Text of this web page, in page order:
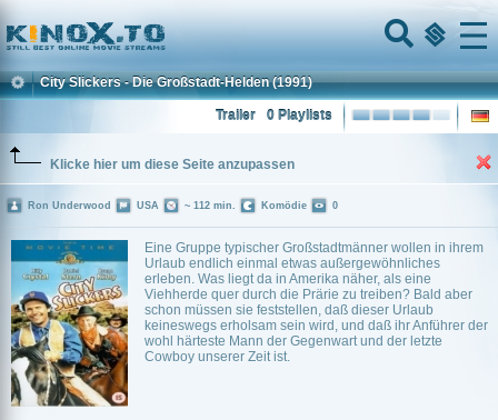
Home
Menu
City Slickers - Die Großstadt-Helden (1991)
0 Playlists
Trailer
Klicke hier um diese Seite anzupassen
Eine Gruppe typischer Großstadtmänner wollen in ihrem
Urlaub endlich einmal etwas außergewöhnliches
erleben. Was liegt da in Amerika näher, als eine
Viehherde quer durch die Prärie zu treiben? Bald aber
schon müssen sie feststellen, daß dieser Urlaub
keineswegs erholsam sein wird, und daß ihr Anführer der
wohl härteste Mann der Gegenwart und der letzte
Cowboy unserer Zeit ist.
Ron Underwood USA ~ 112 min. Komödie 0